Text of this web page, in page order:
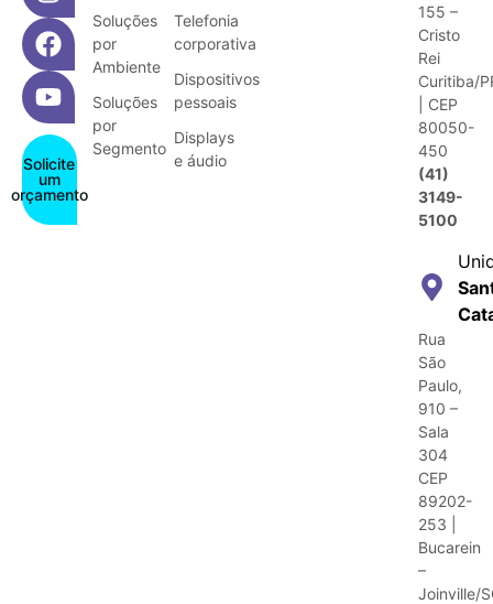
Solicite
um
orçamento
Soluções
por
Ambiente
Soluções
por
Segmento
Telefonia
corporativa
Dispositivos
pessoais
Displays
e áudio
155 –
Cristo
Rei
Curitiba/
| CEP
80050-
450
(41)
3149-
5100
Rua
São
Paulo,
910 –
Sala
304
CEP
89202-
253 |
Bucarein
–
Joinville/